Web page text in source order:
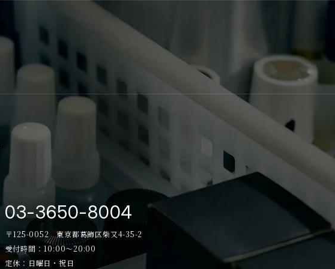
03-3650-8004
〒125-0052 東京都葛飾区柴又4-35-2
受付時間：10:00～20:00
定休：日曜日・祝日